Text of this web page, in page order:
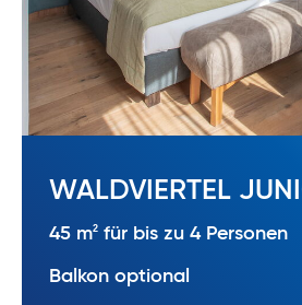
WALDVIERTEL
45 m2 für bis zu 4 Personen
Balkon optional